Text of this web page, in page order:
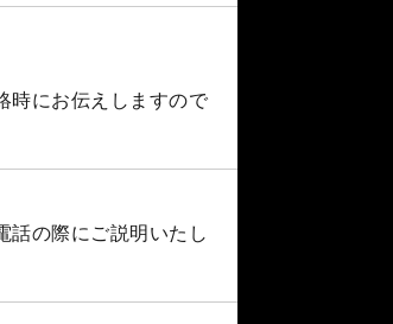
時にお伝えしますので
話の際にご説明いたし